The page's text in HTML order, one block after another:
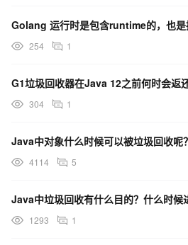
254 1
G1垃圾回收器在Java 12之前何时会返
304 1
Java中对象什么时候可以被垃圾回收呢？
4114 5
Java中垃圾回收有什么目的？什么时候
1293 1